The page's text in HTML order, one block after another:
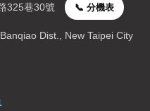
325巷30號 📞 分機表
Dist., New Taipei City